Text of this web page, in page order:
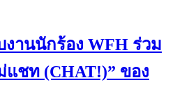
านนักร้อง WFH ร่วม
แชท (CHAT!)” ของ